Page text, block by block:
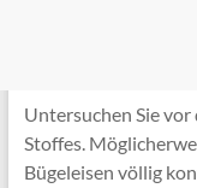
Untersuchen Sie vor
Stoffes.
Bügeleisen völlig